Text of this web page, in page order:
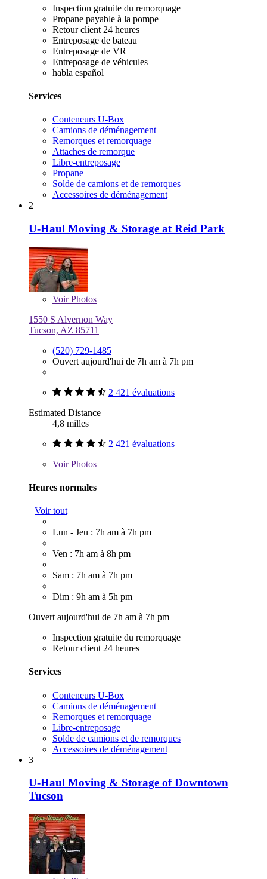
Inspection gratuite du remorquage
Propane payable à la pompe
Retour client 24 heures
Entreposage de bateau
Entreposage de VR
Entreposage de véhicules
habla español
Services
Conteneurs U-Box
Camions de déménagement
Remorques et remorquage
Attaches de remorque
Libre-entreposage
Propane
Solde de camions et de remorques
Accessoires de déménagement
2
U-Haul Moving & Storage at Reid Park
VoirPhotos
1550 S Alvernon Way
Tucson, AZ 85711
(520) 729-1485
Ouvert aujourd'hui de 7h am à 7h pm
2 421 évaluations
Estimated Distance
4,8 milles
2 421 évaluations
VoirPhotos
Heures normales
Voir tout
Lun - Jeu : 7h am à 7h pm
Ven : 7h am à 8h pm
Sam : 7h am à 7h pm
Dim : 9h am à 5h pm
Ouvert aujourd'hui de 7h am à 7h pm
Inspection gratuite du remorquage
Retour client 24 heures
Services
Conteneurs U-Box
Camions de déménagement
Remorques et remorquage
Libre-entreposage
Solde de camions et de remorques
Accessoires de déménagement
3
U-Haul Moving & Storage of Downtown
Tucson